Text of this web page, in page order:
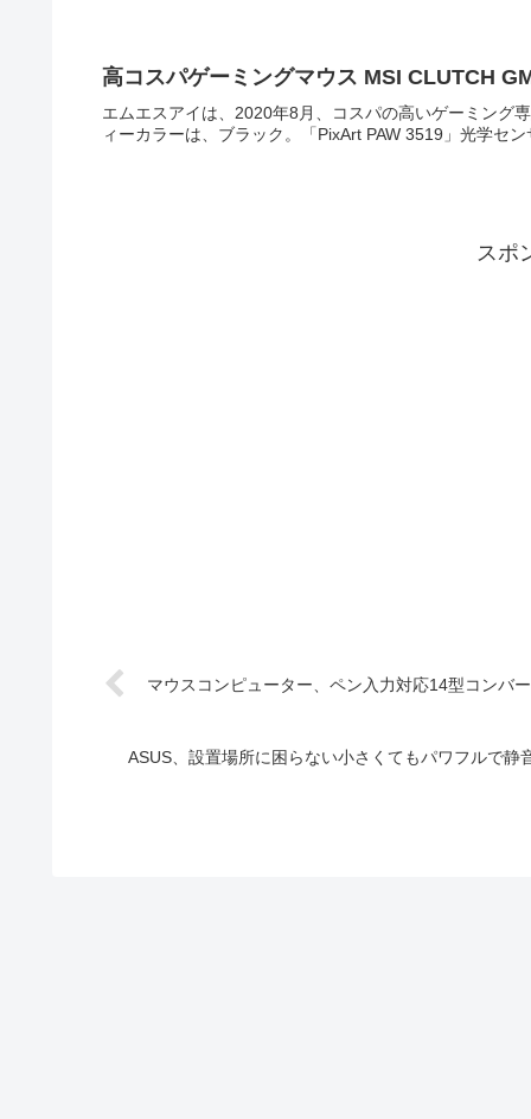
高コスパゲーミングマウス MSI CLUTCH
エムエスアイは、2020年8月、コスパの高いゲーミング
ィーカラーは、ブラック。「PixArt PAW 3519」光学セ
スポ
マウスコンピューター、ペン入力対応14型コンバ
ASUS、設置場所に困らない小さくてもパワフルで静